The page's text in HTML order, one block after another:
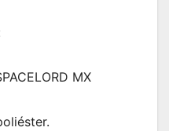
MX